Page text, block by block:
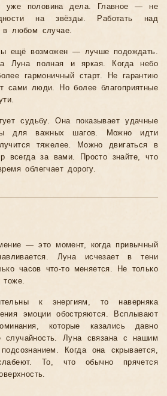
уже половина дела. Главное — не
на звёзды. Работать над
в любом случае.
ещё возможен — лучше подождать.
Луна полная и яркая. Когда небо
гармоничный старт. Не гарантию
сами люди. Но более благоприятные
судьбу. Она показывает удачные
для важных шагов. Можно идти
тяжелее. Можно двигаться в
всегда за вами. Просто знайте, что
облегчает дорогу.
— это момент, когда привычный
Луна исчезает в тени
часов что-то меняется. Не только
к энергиям, то наверняка
эмоции обостряются. Всплывают
которые казались давно
Луна связана с нашим
Когда она скрывается,
То, что обычно прячется